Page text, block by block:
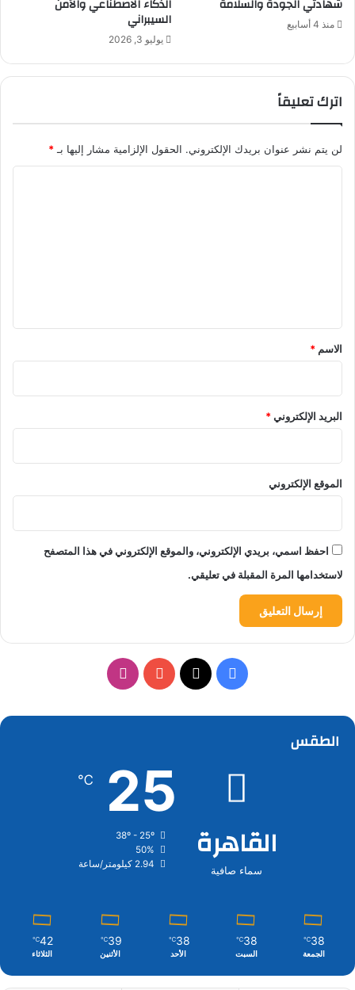
شهادتي الجودة والسلامة
منذ 4 أسابيع
الذكاء الاصطناعي والأمن
السيبراني
يوليو 3, 2026
اترك تعليقاً
لن يتم نشر عنوان بريدك الإلكتروني. الحقول الإلزامية مشار إليها بـ *
*
الاسم *
البريد الإلكتروني*
الموقع الإلكتروني
احفظ اسمي، بريدي الإلكتروني، والموقع الإلكتروني في هذا المتصفح
لاستخدامها المرة المقبلة في تعليقي.
فيسبوك ‫YouTubeانستقرام
الطقس
القاهرة
سماء صافية
25
℃
50%
2.94 كيلومتر/ساعة
38
℃
الجمعة
38
℃
السبت
38
℃
الأحد
39
℃
الأثنين
42
℃
الثلاثاء